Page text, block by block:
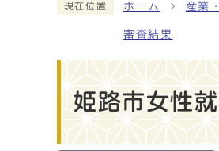
現在位置 ホーム 産業
審査結果
姫路市女性